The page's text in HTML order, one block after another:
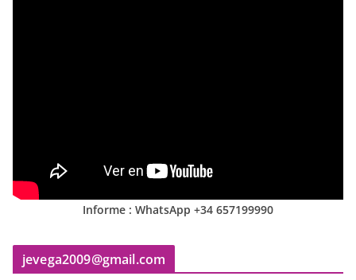
Informe : WhatsApp +34 657199990
jevega2009@gmail.com